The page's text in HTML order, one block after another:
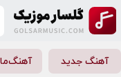
آهنگ جدید